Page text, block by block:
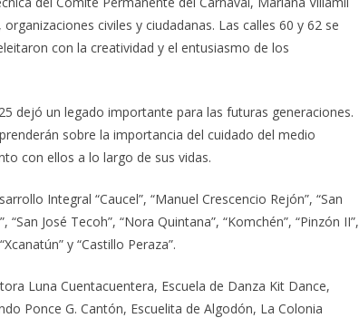
civiles y ciudadanas. Las calles 60 y 62 se
con la creatividad y el entusiasmo de los
dejó un legado importante para las futuras generaciones.
sobre la importancia del cuidado del medio
con ellos a lo largo de sus vidas.
Integral “Caucel”, “Manuel Crescencio Rejón”, “San
José Tecoh”, “Nora Quintana”, “Komchén”, “Pinzón II”,
y “Castillo Peraza”.
Luna Cuentacuentera, Escuela de Danza Kit Dance,
Ponce G. Cantón, Escuelita de Algodón, La Colonia